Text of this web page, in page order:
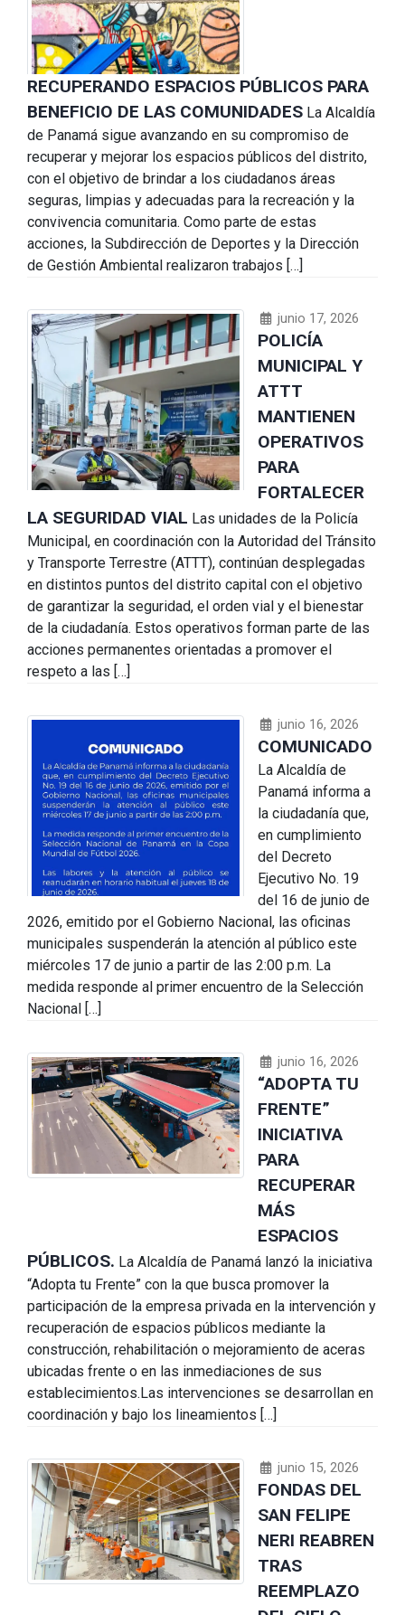
RECUPERANDO ESPACIOS PÚBLICOS PARA
BENEFICIO DE LAS COMUNIDADES La Alcaldía
de Panamá sigue avanzando en su compromiso de
recuperar y mejorar los espacios públicos del distrito,
con el objetivo de brindar a los ciudadanos áreas
seguras, limpias y adecuadas para la recreación y la
convivencia comunitaria. Como parte de estas
acciones, la Subdirección de Deportes y la Dirección
de Gestión Ambiental realizaron trabajos […]
junio 17, 2026
POLICÍA
MUNICIPAL Y
ATTT
MANTIENEN
OPERATIVOS
PARA
FORTALECER
LA SEGURIDAD VIAL Las unidades de la Policía
Municipal, en coordinación con la Autoridad del Tránsito
y Transporte Terrestre (ATTT), continúan desplegadas
en distintos puntos del distrito capital con el objetivo
de garantizar la seguridad, el orden vial y el bienestar
de la ciudadanía. Estos operativos forman parte de las
acciones permanentes orientadas a promover el
respeto a las […]
junio 16, 2026
COMUNICADO
La Alcaldía de
Panamá informa a
la ciudadanía que,
en cumplimiento
del Decreto
Ejecutivo No. 19
del 16 de junio de
2026, emitido por el Gobierno Nacional, las oficinas
municipales suspenderán la atención al público este
miércoles 17 de junio a partir de las 2:00 p.m. La
medida responde al primer encuentro de la Selección
Nacional […]
junio 16, 2026
“ADOPTA TU
FRENTE”
INICIATIVA
PARA
RECUPERAR
MÁS
ESPACIOS
PÚBLICOS. La Alcaldía de Panamá lanzó la iniciativa
“Adopta tu Frente” con la que busca promover la
participación de la empresa privada en la intervención y
recuperación de espacios públicos mediante la
construcción, rehabilitación o mejoramiento de aceras
ubicadas frente o en las inmediaciones de sus
establecimientos.Las intervenciones se desarrollan en
coordinación y bajo los lineamientos […]
junio 15, 2026
FONDAS DEL
SAN FELIPE
NERI REABREN
TRAS
REEMPLAZO